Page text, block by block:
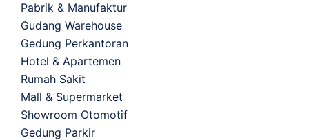
Pabrik & Manufaktur
Gudang Warehouse
Gedung Perkantoran
Hotel & Apartemen
Rumah Sakit
Mall & Supermarket
Showroom Otomotif
Gedung Parkir